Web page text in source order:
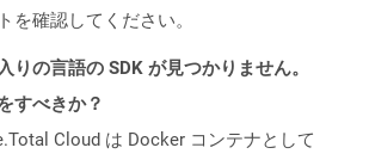
を確認してください。
りの言語の SDK が見つかりません。
すべきか？
Cloud は Docker コンテナとして